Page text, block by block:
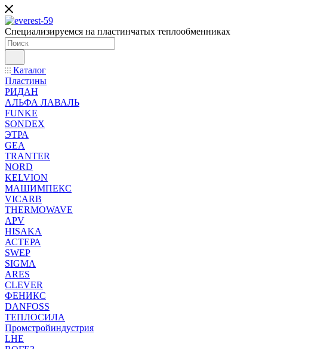
Специализируемся на пластинчатых теплообменниках
Каталог
Пластины
РИДАН
АЛЬФА ЛАВАЛЬ
FUNKE
SONDEX
ЭТРА
GEA
TRANTER
NORD
KELVION
МАШИМПЕКС
VICARB
THERMOWAVE
APV
HISAKA
АСТЕРА
SWEP
SIGMA
ARES
CLEVER
ФЕНИКС
DANFOSS
ТЕПЛОСИЛА
Промстройиндустрия
LHE